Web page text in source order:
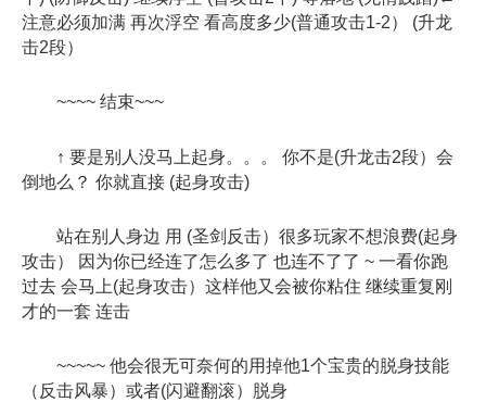
注意必须加满 再次浮空 看高度多少(普通攻击1-2） (升龙
击2段）
~~~~ 结束~~~
↑ 要是别人没马上起身。。。 你不是(升龙击2段）会
倒地么？ 你就直接 (起身攻击)
站在别人身边 用 (圣剑反击）很多玩家不想浪费(起身
攻击） 因为你已经连了怎么多了 也连不了了 ~ 一看你跑
过去 会马上(起身攻击）这样他又会被你粘住 继续重复刚
才的一套 连击
~~~~~ 他会很无可奈何的用掉他1个宝贵的脱身技能
（反击风暴）或者(闪避翻滚）脱身